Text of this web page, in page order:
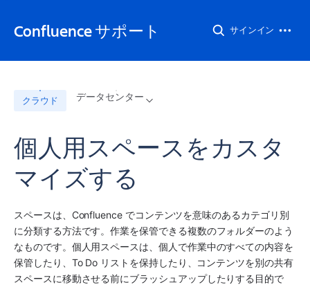
Confluence サポート サインイン
クラウド データセンター
個人用スペースをカスタ
マイズする
スペースは、Confluence でコンテンツを意味のあるカテゴリ別
に分類する方法です。作業を保管できる複数のフォルダーのよう
なものです。個人用スペースは、個人で作業中のすべての内容を
保管したり、To Do リストを保持したり、コンテンツを別の共有
スペースに移動させる前にブラッシュアップしたりする目的で